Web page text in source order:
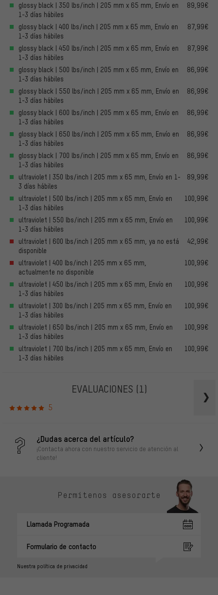
glossy black | 350 lbs/inch | 205 mm x 65 mm, Envío en
1-3 días hábiles
89,99€
glossy black | 400 lbs/inch | 205 mm x 65 mm, Envío en
1-3 días hábiles
87,99€
glossy black | 450 lbs/inch | 205 mm x 65 mm, Envío en
1-3 días hábiles
87,99€
glossy black | 500 lbs/inch | 205 mm x 65 mm, Envío en
1-3 días hábiles
86,99€
glossy black | 550 lbs/inch | 205 mm x 65 mm, Envío en
1-3 días hábiles
86,99€
glossy black | 600 lbs/inch | 205 mm x 65 mm, Envío en
1-3 días hábiles
86,99€
glossy black | 650 lbs/inch | 205 mm x 65 mm, Envío en
1-3 días hábiles
86,99€
glossy black | 700 lbs/inch | 205 mm x 65 mm, Envío en
1-3 días hábiles
86,99€
ultraviolet | 350 lbs/inch | 205 mm x 65 mm, Envío en 1-
3 días hábiles
89,99€
ultraviolet | 500 lbs/inch | 205 mm x 65 mm, Envío en
1-3 días hábiles
100,99€
ultraviolet | 550 lbs/inch | 205 mm x 65 mm, Envío en
1-3 días hábiles
100,99€
ultraviolet | 600 lbs/inch | 205 mm x 65 mm, ya no está
disponible
42,99€
ultraviolet | 400 lbs/inch | 205 mm x 65 mm,
actualmente no disponible
100,99€
ultraviolet | 450 lbs/inch | 205 mm x 65 mm, Envío en
1-3 días hábiles
100,99€
ultraviolet | 300 lbs/inch | 205 mm x 65 mm, Envío en
1-3 días hábiles
100,99€
ultraviolet | 650 lbs/inch | 205 mm x 65 mm, Envío en
1-3 días hábiles
100,99€
ultraviolet | 700 lbs/inch | 205 mm x 65 mm, Envío en
1-3 días hábiles
100,99€
EVALUACIONES (1)
5
¿Dudas acerca del artículo?
¡Contacta ahora con nuestro servicio de atención al
cliente!
Permítenos asesorarte
Llamada Programada
Formulario de contacto
Nuestra política de privacidad